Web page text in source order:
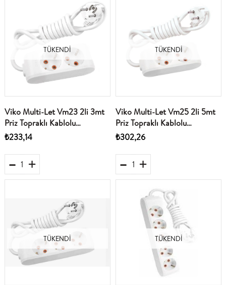
TÜKENDI
Viko Multi-Let Vm23 2li 3mt
Priz Topraklı Kablolu
(90113203)
₺233,14
TÜKENDI
Viko Multi-Let Vm25 2li 5mt
Priz Topraklı Kablolu
(90113205)
₺302,26
TÜKENDI TÜKENDI